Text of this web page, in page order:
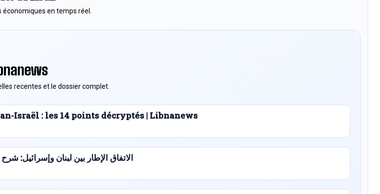
en temps réel.
recentes et le dossier complet.
Israël : les 14 points décryptés | Libnanews
الاتفاق الإطار بين لبنان وإسرائيل: شرح النقاط